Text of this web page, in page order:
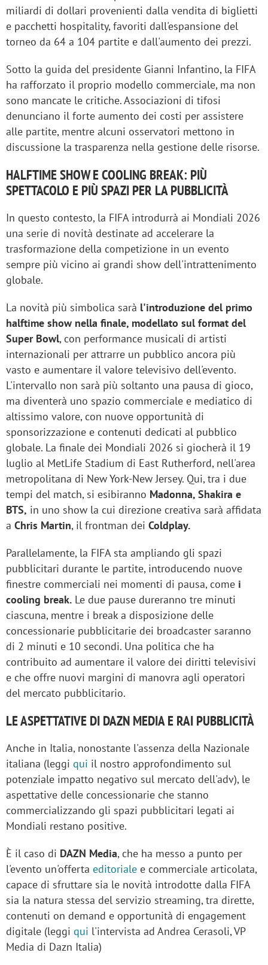
miliardi di dollari provenienti dalla vendita di biglietti
e pacchetti hospitality, favoriti dall'espansione del
torneo da 64 a 104 partite e dall'aumento dei prezzi.
Sotto la guida del presidente Gianni Infantino, la FIFA
ha rafforzato il proprio modello commerciale, ma non
sono mancate le critiche. Associazioni di tifosi
denunciano il forte aumento dei costi per assistere
alle partite, mentre alcuni osservatori mettono in
discussione la trasparenza nella gestione delle risorse.
HALFTIME SHOW E COOLING BREAK: PIÙ
SPETTACOLO E PIÙ SPAZI PER LA PUBBLICITÀ
In questo contesto, la FIFA introdurrà ai Mondiali 2026
una serie di novità destinate ad accelerare la
trasformazione della competizione in un evento
sempre più vicino ai grandi show dell'intrattenimento
globale.
La novità più simbolica sarà l'introduzione del primo
halftime show nella finale, modellato sul format del
Super Bowl, con performance musicali di artisti
internazionali per attrarre un pubblico ancora più
vasto e aumentare il valore televisivo dell'evento.
L'intervallo non sarà più soltanto una pausa di gioco,
ma diventerà uno spazio commerciale e mediatico di
altissimo valore, con nuove opportunità di
sponsorizzazione e contenuti dedicati al pubblico
globale. La finale dei Mondiali 2026 si giocherà il 19
luglio al MetLife Stadium di East Rutherford, nell'area
metropolitana di New York-New Jersey. Qui, tra i due
tempi del match, si esibiranno Madonna, Shakira e
BTS, in uno show la cui direzione creativa sarà affidata
a Chris Martin, il frontman dei Coldplay.
Parallelamente, la FIFA sta ampliando gli spazi
pubblicitari durante le partite, introducendo nuove
finestre commerciali nei momenti di pausa, come i
cooling break. Le due pause dureranno tre minuti
ciascuna, mentre i break a disposizione delle
concessionarie pubblicitarie dei broadcaster saranno
di 2 minuti e 10 secondi. Una politica che ha
contribuito ad aumentare il valore dei diritti televisivi
e che offre nuovi margini di manovra agli operatori
del mercato pubblicitario.
LE ASPETTATIVE DI DAZN MEDIA E RAI PUBBLICITÀ
Anche in Italia, nonostante l'assenza della Nazionale
italiana (leggi qui il nostro approfondimento sul
potenziale impatto negativo sul mercato dell'adv), le
aspettative delle concessionarie che stanno
commercializzando gli spazi pubblicitari legati ai
Mondiali restano positive.
È il caso di DAZN Media, che ha messo a punto per
l'evento un'offerta editoriale e commerciale articolata,
capace di sfruttare sia le novità introdotte dalla FIFA
sia la natura stessa del servizio streaming, tra dirette,
contenuti on demand e opportunità di engagement
digitale (leggi qui l'intervista ad Andrea Cerasoli, VP
Media di Dazn Italia)